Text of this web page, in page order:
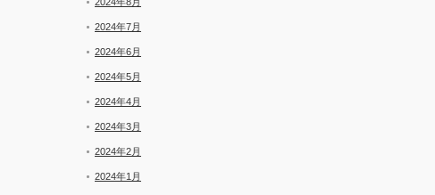
2024年7月
2024年6月
2024年5月
2024年4月
2024年3月
2024年2月
2024年1月